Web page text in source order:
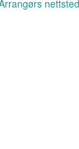
nettsted